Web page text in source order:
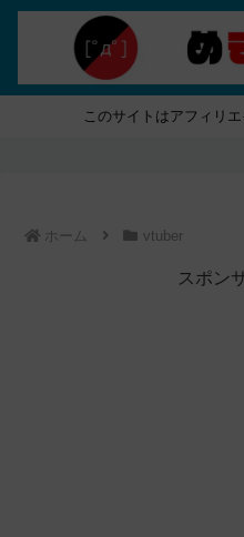
このサイトはアフィリ
ホーム vtuber
スポン